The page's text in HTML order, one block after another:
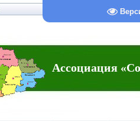
Ассоциация